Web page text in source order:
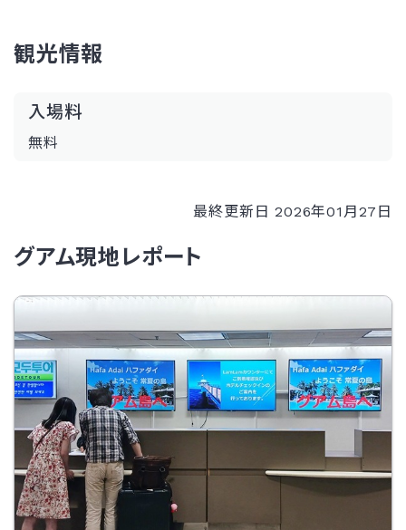
観光情報
入場料
無料
最終更新日 2026年01月27日
グアム現地レポート